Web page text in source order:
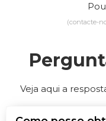
(contacte-
Veja aqui a